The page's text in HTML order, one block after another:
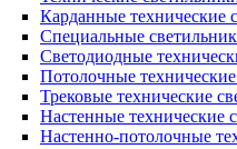
Карданные технические
Специальные
Светодиодные
Потолочные
Трековые технические
Настенные технические
Настенно-потолочные